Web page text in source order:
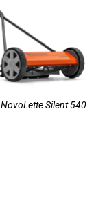
NovoLette Silent 540